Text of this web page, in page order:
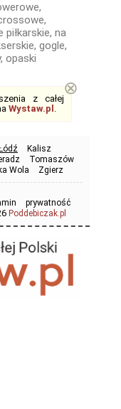
na
gogle,
opaski
z całej
Wystaw.pl .
⊗
Kalisz
Tomaszów
Wola Zgierz
prywatność
Poddebiczak.pl